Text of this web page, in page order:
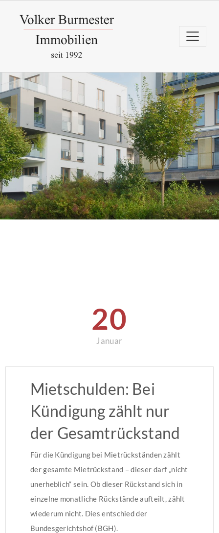
20
Januar
Mietschulden: Bei
Kündigung zählt nur
der Gesamtrückstand
Für die Kündigung bei Mietrückständen zählt
der gesamte Mietrückstand – dieser darf „nicht
unerheblich“ sein. Ob dieser Rückstand sich in
einzelne monatliche Rückstände aufteilt, zählt
wiederum nicht. Dies entschied der
Bundesgerichtshof (BGH).